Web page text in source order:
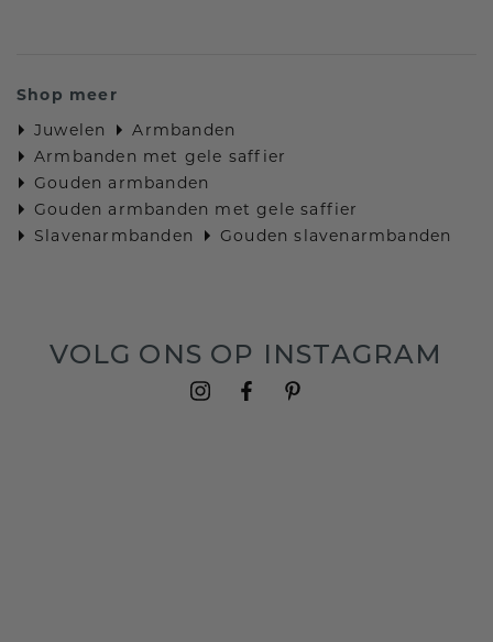
Shop meer
Juwelen
Armbanden
Armbanden met gele saffier
Gouden armbanden
Gouden armbanden met gele saffier
Slavenarmbanden
Gouden slavenarmbanden
VOLG ONS OP INSTAGRAM